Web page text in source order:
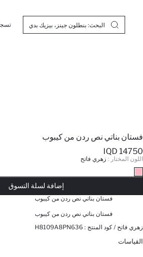
فستان بناتي نص ردن من كيبوب
14750 IQD
اللون المختار : زهري فاتح
إضافة لسلة التسوق
فستان بناتي نص ردن من كيبوب
فستان بناتي نص ردن من كيبوب
زهري فاتح / كود المنتج : H8109A8PN636
القياسات